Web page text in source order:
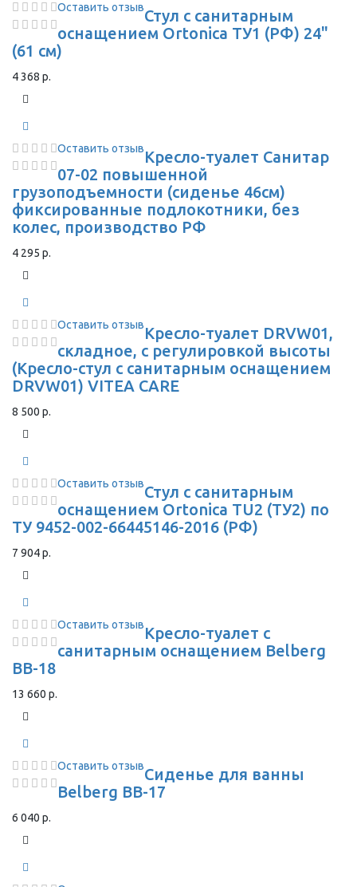
Оставить отзывСтул с санитарным
оснащением Ortonica ТУ1 (РФ) 24"
(61 см)
4 368 р.
Оставить отзывКресло-туалет Санитар
07-02 повышенной
грузоподъемности (сиденье 46см)
фиксированные подлокотники, без
колес, производство РФ
4 295 р.
Оставить отзывКресло-туалет DRVW01,
складное, с регулировкой высоты
(Кресло-стул с санитарным оснащением
DRVW01) VITEA CARE
8 500 р.
Оставить отзывСтул с санитарным
оснащением Ortonica TU2 (ТУ2) по
ТУ 9452-002-66445146-2016 (РФ)
7 904 р.
Оставить отзывКресло-туалет с
санитарным оснащением Belberg
BB-18
13 660 р.
Оставить отзывСиденье для ванны
Belberg BB-17
6 040 р.